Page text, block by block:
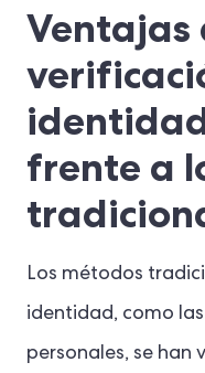
Ventajas
frente a
Los métodos
identidad, como
personales, se han